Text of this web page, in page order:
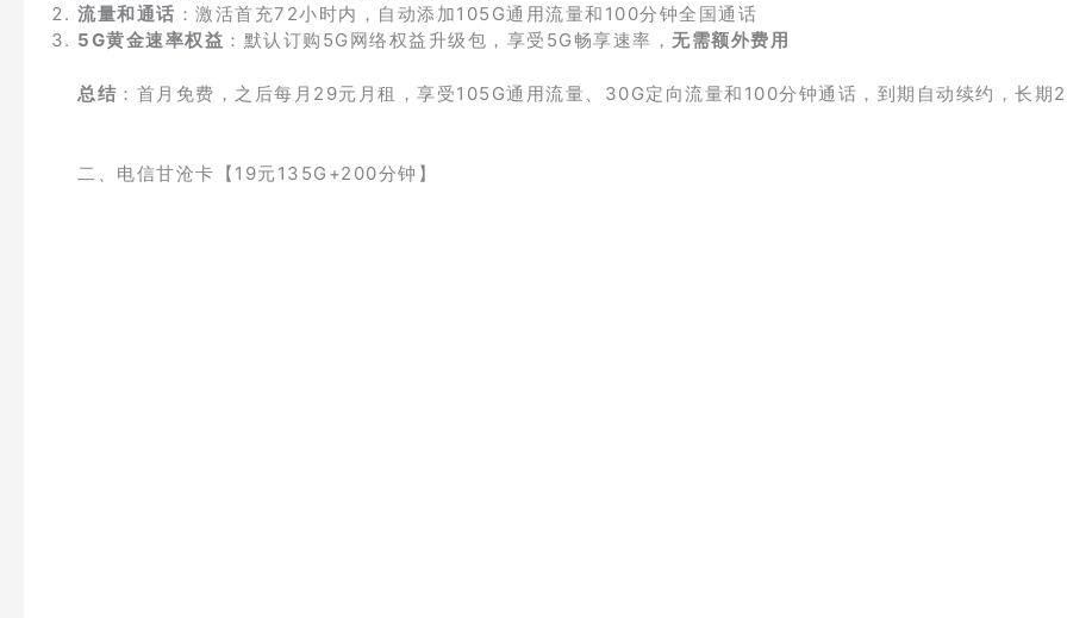
流量和通话 ：激活首充72小时内，自动添加105G通用流量和100分钟全国通话
5G黄金速率权益 ：默认订购5G网络权益升级包，享受5G畅享速率， 无需额外费用
总结 ：首月免费，之后每月29元月租，享受105G通用流量、30G定向流量和100分钟通话，到期自动续约，长期
二、电信甘沧卡【19元135G+200分钟】